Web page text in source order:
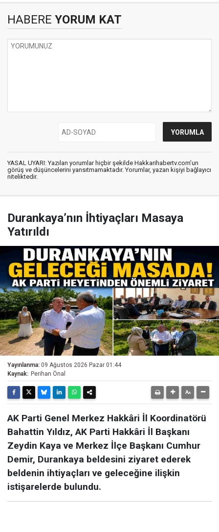
HABERE YORUM KAT
YASAL UYARI: Yazılan yorumlar hiçbir şekilde Hakkarihabertv.com’un
görüş ve düşüncelerini yansıtmamaktadır. Yorumlar, yazan kişiyi bağlayıcı
niteliktedir.
Durankaya’nın İhtiyaçları Masaya
Yatırıldı
Yayınlanma: 09 Ağustos 2026 Pazar 01:44
Kaynak: Perihan Önal
AK Parti Genel Merkez Hakkâri İl Koordinatörü
Bahattin Yıldız, AK Parti Hakkâri İl Başkanı
Zeydin Kaya ve Merkez İlçe Başkanı Cumhur
Demir, Durankaya beldesini ziyaret ederek
beldenin ihtiyaçları ve geleceğine ilişkin
istişarelerde bulundu.